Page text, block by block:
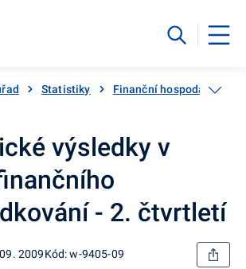
Statistiky Finanční hospodaření
výsledky v
- 2. čtvrtletí
2009Kód: w-9405-09